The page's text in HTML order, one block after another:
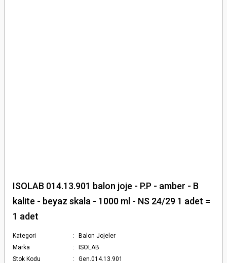
ISOLAB 014.13.901 balon joje - P.P - amber - B
kalite - beyaz skala - 1000 ml - NS 24/29 1 adet =
1 adet
Kategori
Balon Jojeler
Marka
ISOLAB
Stok Kodu
Gen.014.13.901